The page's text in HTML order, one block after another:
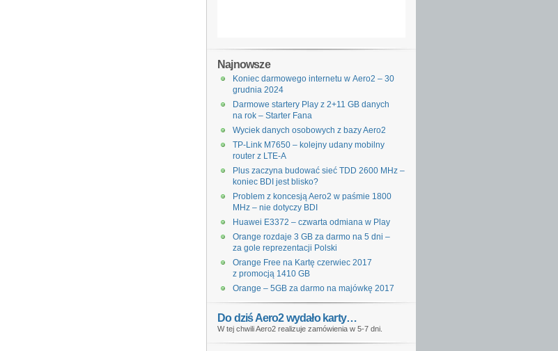
Najnowsze
Koniec darmowego internetu w Aero2 – 30
grudnia 2024
Darmowe startery Play z 2+11 GB danych
na rok – Starter Fana
Wyciek danych osobowych z bazy Aero2
TP-Link M7650 – kolejny udany mobilny
router z LTE-A
Plus zaczyna budować sieć TDD 2600 MHz –
koniec BDI jest blisko?
Problem z koncesją Aero2 w paśmie 1800
MHz – nie dotyczy BDI
Huawei E3372 – czwarta odmiana w Play
Orange rozdaje 3 GB za darmo na 5 dni –
za gole reprezentacji Polski
Orange Free na Kartę czerwiec 2017
z promocją 1410 GB
Orange – 5GB za darmo na majówkę 2017
Do dziś Aero2 wydało karty…
W tej chwili Aero2 realizuje zamówienia w 5-7 dni.